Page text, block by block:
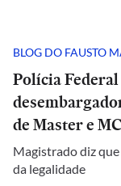
BLOG DO FAUSTO
Polícia
de Master e
Magistrado diz
da legalidade